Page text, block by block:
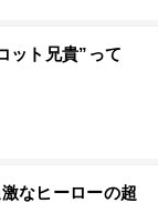
ット兄貴”って
なヒーローの超